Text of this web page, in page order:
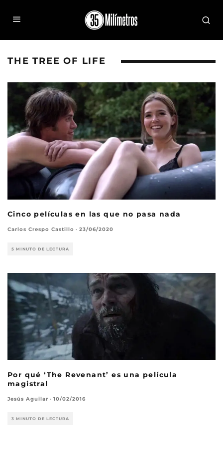
THE TREE OF LIFE
Cinco películas en las que no pasa nada
Carlos Crespo Castillo · 23/06/2020
5 MINUTO DE LECTURA
Por qué ‘The Revenant’ es una película
magistral
Jesús Aguilar · 10/02/2016
3 MINUTO DE LECTURA